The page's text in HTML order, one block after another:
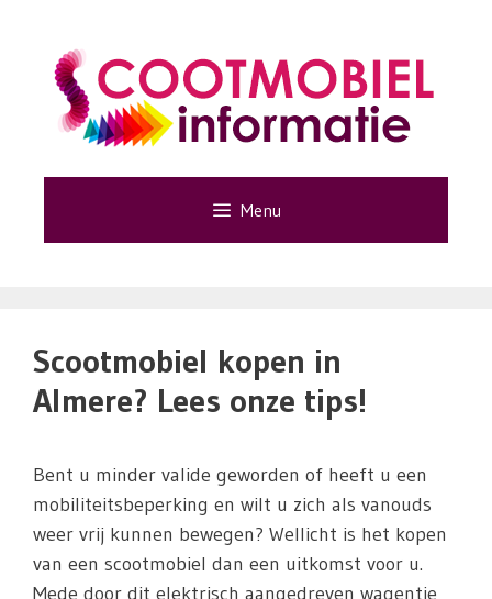
Menu
Scootmobiel kopen in
Almere? Lees onze tips!
Bent u minder valide geworden of heeft u een
mobiliteitsbeperking en wilt u zich als vanouds
weer vrij kunnen bewegen? Wellicht is het kopen
van een scootmobiel dan een uitkomst voor u.
Mede door dit elektrisch aangedreven wagentje